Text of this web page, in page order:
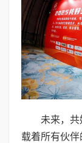
未来，
载着所有伙